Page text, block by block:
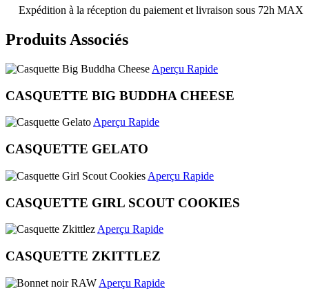
Expédition à la réception du paiement et livraison sous 72h MAX
Produits Associés
Aperçu Rapide
CASQUETTE BIG BUDDHA CHEESE
Aperçu Rapide
CASQUETTE GELATO
Aperçu Rapide
CASQUETTE GIRL SCOUT COOKIES
Aperçu Rapide
CASQUETTE ZKITTLEZ
Aperçu Rapide